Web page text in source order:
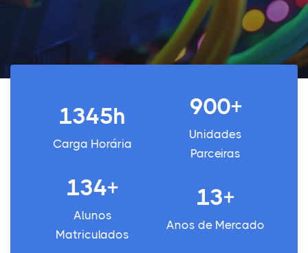
1345h
Carga Horária
900+
Unidades
Parceiras
134+
Alunos
Matriculados
13+
Anos de Mercado